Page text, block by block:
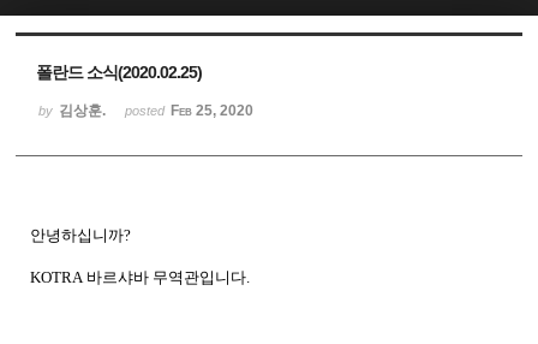
폴란드 소식(2020.02.25)
by 김상훈. posted Feb 25, 2020
안녕하십니까?
KOTRA 바르샤바 무역관입니다.
Sketchbook5, 스케치북5